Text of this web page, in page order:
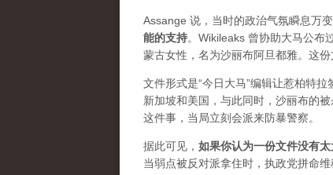
Assange 说，当时的政治气氛瞬息万
能的支持。Wikileaks 曾协助大马公布
蒙古女性，名为沙丽布阿旦都雅。这
文件形式是“今日大马”编辑让惹柏特
新加坡和美国，与此同时，沙丽布的
这件事，当局立刻会派来防暴警察。
据此可见， 如果你认为一份文件没有
当弱点被反对派拿住时，执政党拼命维